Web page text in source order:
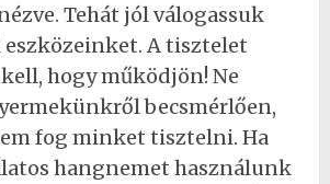
Tehát jól válogassuk
eszközeinket. A tisztelet
hogy működjön! Ne
becsmérlően,
fog minket tisztelni. Ha
hangnemet használunk